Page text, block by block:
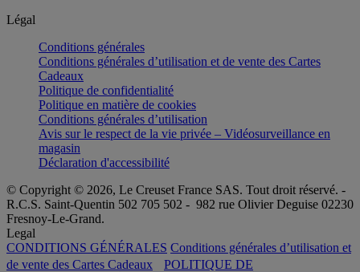
Légal
Conditions générales
Conditions générales d’utilisation et de vente des Cartes
Cadeaux
Politique de confidentialité
Politique en matière de cookies
Conditions générales d’utilisation
Avis sur le respect de la vie privée – Vidéosurveillance en
magasin
Déclaration d'accessibilité
© Copyright © 2026, Le Creuset France SAS. Tout droit réservé. -
R.C.S. Saint-Quentin 502 705 502 - 982 rue Olivier Deguise 02230
Fresnoy-Le-Grand.
Legal
CONDITIONS GÉNÉRALES Conditions générales d’utilisation et
de vente des Cartes Cadeaux
POLITIQUE DE